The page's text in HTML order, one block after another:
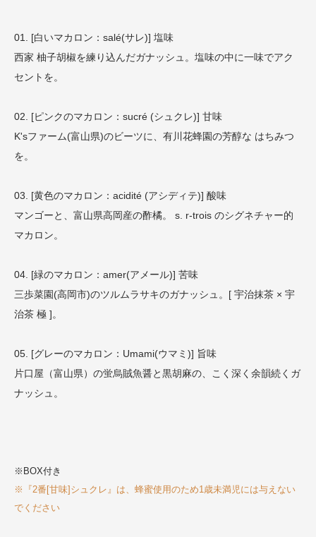
01. [白いマカロン：salé(サレ)] 塩味
西家 柚子胡椒を練り込んだガナッシュ。塩味の中に一味でアク
セントを。
02. [ピンクのマカロン：sucré (シュクレ)] 甘味
K'sファーム(富山県)のビーツに、有川花蜂園の芳醇な はちみつ
を。
03. [黄色のマカロン：acidité (アシディテ)] 酸味
マンゴーと、富山県高岡産の酢橘。 s. r-trois のシグネチャー的
マカロン。
04. [緑のマカロン：amer(アメール)] 苦味
三歩菜園(高岡市)のツルムラサキのガナッシュ。[ 宇治抹茶 × 宇
治茶 極 ]。
05. [グレーのマカロン：Umami(ウマミ)] 旨味
片口屋（富山県）の蛍烏賊魚醤と黒胡麻の、こく深く余韻続くガ
ナッシュ。
※BOX付き
※『2番[甘味]シュクレ』は、蜂蜜使用のため1歳未満児には与えない
でください